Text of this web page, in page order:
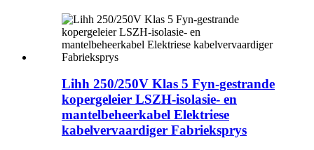
Lihh 250/250V Klas 5 Fyn-gestrande
kopergeleier LSZH-isolasie- en
mantelbeheerkabel Elektriese
kabelvervaardiger Fabrieksprys